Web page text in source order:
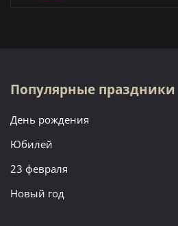
Популярные праздники
День рождения
Юбилей
23 февраля
Новый год